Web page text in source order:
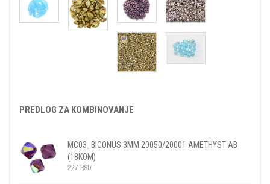
PREDLOG ZA KOMBINOVANJE
MC03_BICONUS 3MM 20050/20001 AMETHYST AB
(18KOM)
227 RSD